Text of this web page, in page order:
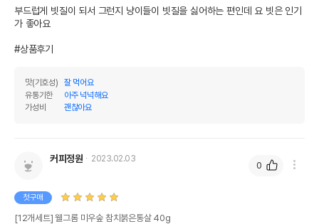
부드럽게 빗질이 되서 그런지 냥이들이 빗질을 싫어하는 편인데 요 빗은 인기
가 좋아요
#상품후기
맛(기호성)
잘 먹어요
유통기한
아주 넉넉해요
가성비
괜찮아요
커피정원 2023.02.03
첫구매
[12개세트] 웰그롬 미우숲 참치붉은통살 40g
0